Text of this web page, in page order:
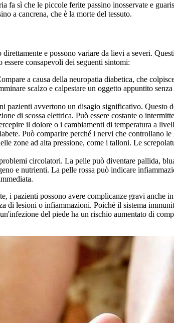
fa sì che le piccole ferite passino inosservate e
a cancrena, che è la morte del tessuto.
e possono variare da lievi a severi.
consapevoli dei seguenti sintomi:
a causa della neuropatia diabetica, che
scalzo e calpestare un oggetto appuntito
pazienti avvertono un disagio significativo. Questo
di scossa elettrica. Può essere costante o
il dolore o i cambiamenti di temperatura a
Può comparire perché i nervi che controllano
zone ad alta pressione, come i talloni. Le
circolatori. La pelle può diventare pallida,
e nutrienti. La pelle rossa può indicare
i pazienti possono avere complicanze gravi anche
di lesioni o infiammazioni. Poiché il sistema
del piede ha un rischio aumentato di